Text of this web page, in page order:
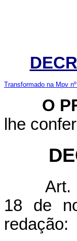
Transformado na Mpv
O
lhe
Art.
18 de
redação: